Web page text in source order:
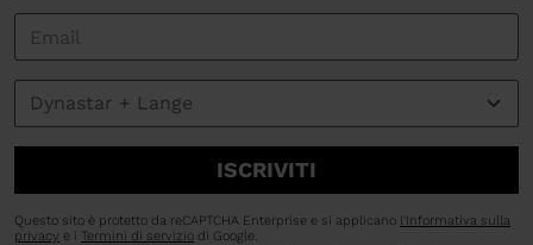
ISCRIVITI
Questo sito è protetto da reCAPTCHA Enterprise e si applicano
l'Informativa sulla
privacy e i Termini di servizio di Google.